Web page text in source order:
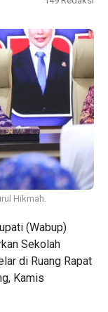
Hikmah.
(Wabup)
Sekolah
di Ruang Rapat
Kamis